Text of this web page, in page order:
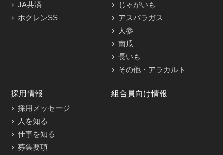
JA共済
ホクレンSS
じゃがいも
アスパラガス
人参
南瓜
長いも
その他・アラカルト
採用情報
採用メッセージ
人を知る
仕事を知る
募集要項
組合員向け情報